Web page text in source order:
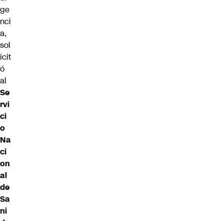
ge
nci
a,
sol
icit
ó
al
Se
rvi
ci
o
Na
ci
on
al
de
Sa
ni